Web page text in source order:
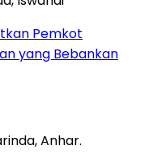
Pemkot
yang Bebankan